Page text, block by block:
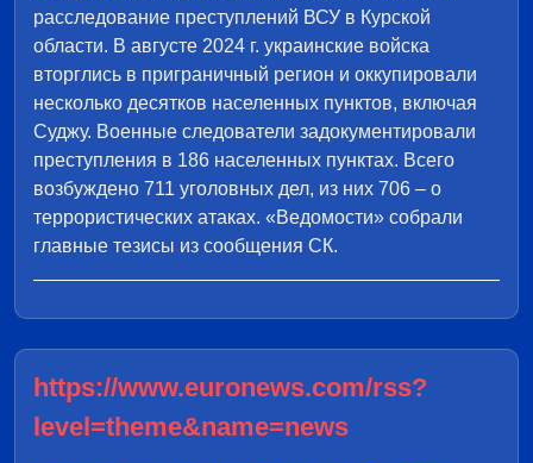
расследование преступлений ВСУ в Курской
области. В августе 2024 г. украинские войска
вторглись в приграничный регион и оккупировали
несколько десятков населенных пунктов, включая
Суджу. Военные следователи задокументировали
преступления в 186 населенных пунктах. Всего
возбуждено 711 уголовных дел, из них 706 – о
террористических атаках. «Ведомости» собрали
главные тезисы из сообщения СК.
https://www.euronews.com/rss?
level=theme&name=news